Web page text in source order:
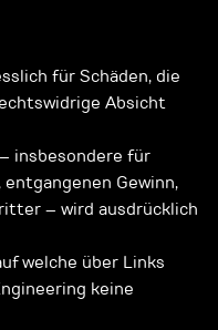
für Schäden, die
Absicht
insbesondere für
Gewinn,
– wird ausdrücklich
welche über Links
keine